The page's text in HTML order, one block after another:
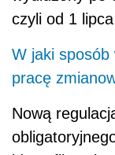
czyli od 1
W jaki sposób
pracę
Nową